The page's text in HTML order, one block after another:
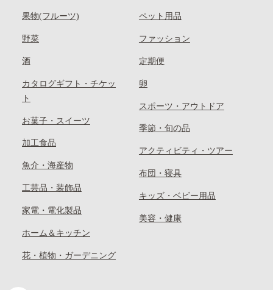
果物(フルーツ)
野菜
酒
カタログギフト・チケッ
ト
お菓子・スイーツ
加工食品
魚介・海産物
工芸品・装飾品
家電・電化製品
ホーム＆キッチン
花・植物・ガーデニング
ペット用品
ファッション
定期便
卵
スポーツ・アウトドア
季節・旬の品
アクティビティ・ツアー
布団・寝具
キッズ・ベビー用品
美容・健康